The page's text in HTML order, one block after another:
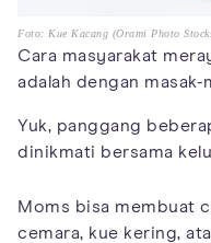
Foto: Kue Kacang (Orami Photo
Cara masyarakat
adalah dengan masak-
Yuk, panggang
dinikmati bersama
Moms bisa membuat
cemara, kue kering,